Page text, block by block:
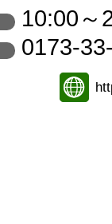
10:00～
0173-